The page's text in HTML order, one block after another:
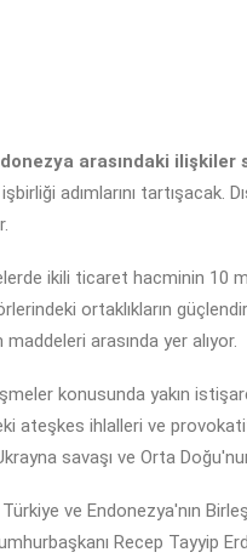
arasındaki
adımlarını tartışacak.
ikili ticaret hacminin 10
ortaklıkların
arasında yer alıyor.
konusunda yakın
ateşkes ihlalleri ve
savaşı ve Orta
ve Endonezya'nın
Recep Tayyip